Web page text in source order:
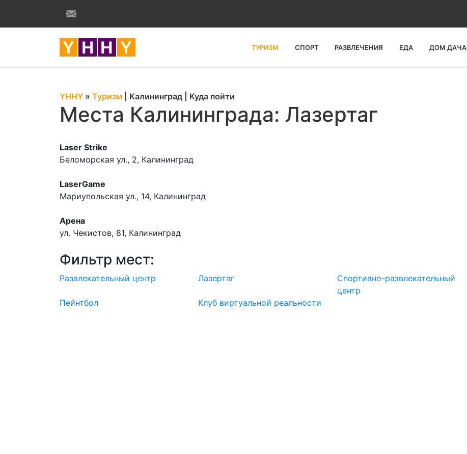
ТУРИЗМ СПОРТ РАЗВЛЕЧЕНИЯ ЕДА ДОМ ДАЧА
YHHY » Туризм Калининград Куда пойти
Места Калининграда: Лазертаг
Laser Strike
Беломорская ул., 2, Калининград
LaserGame
Мариупольская ул., 14, Калининград
Арена
ул. Чекистов, 81, Калининград
Фильтр мест:
Развлекательный центр Лазертаг
Спортивно-развлекательный
центр
Пейнтбол
Клуб виртуальной реальности